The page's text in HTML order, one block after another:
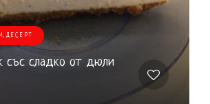
със сладко от дюли